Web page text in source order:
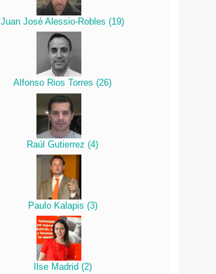
Juan José Alessio-Robles (19)
Alfonso Rios Torres (26)
Raúl Gutierrez (4)
Paulo Kalapis (3)
Ilse Madrid (2)